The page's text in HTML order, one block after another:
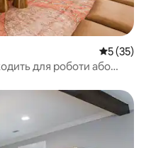
Середня
5 (35)
для роботи або